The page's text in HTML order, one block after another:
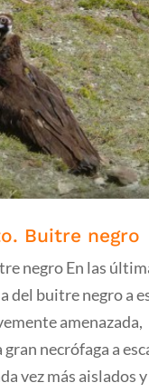
Buitre negro
negro En las
del buitre negro a
amenazada,
necrófaga a
vez más aislados